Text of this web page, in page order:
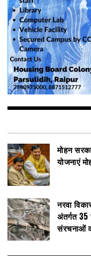
मोहन
योजनाएं
नरवा
अंतर्गत
संरचनाओं